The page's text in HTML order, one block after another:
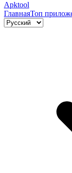
Apktool
ГлавнаяТоп